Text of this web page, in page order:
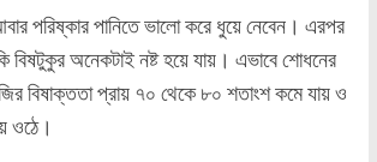
পরিষ্কার পানিতে ভালো করে ধুয়ে নেবেন। এরপর
বিষটুকুর অনেকটাই নষ্ট হয়ে যায়। এভাবে শোধনের
বিষাক্ততা প্রায় ৭০ থেকে ৮০ শতাংশ কমে যায় ও
ওঠে।